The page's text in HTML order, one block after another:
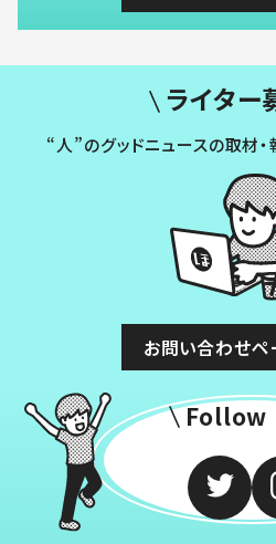
ライター
“人”のグッドニュースの取材
お問い合わせペ
Follow